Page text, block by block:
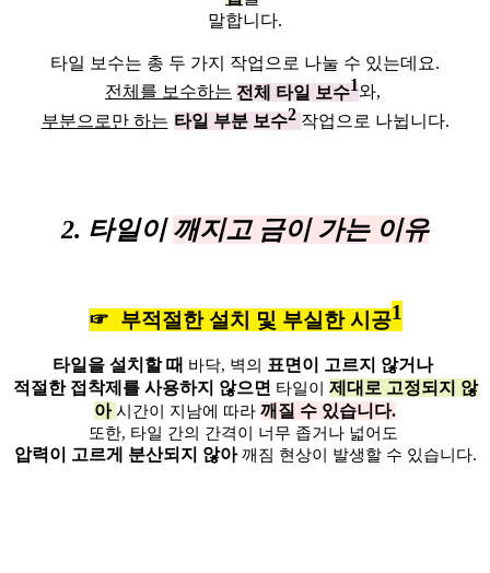
말합니다.
타일 보수는 총 두 가지 작업으로 나눌 수 있는데요.
전체를 보수하는 전체 타일 보수1와,
부분으로만 하는 타일 부분 보수2 작업으로 나뉩니다.
2. 타일이깨지고 금이 가는 이유
☞ 부적절한 설치 및 부실한 시공1
타일을 설치할 때 바닥, 벽의
표면이 고르지 않거나
적절한 접착제를 사용하지 않으면 타일이 제대로 고정되지 않
아 시간이 지남에 따라 깨질 수 있습니다.
또한, 타일 간의 간격이 너무 좁거나 넓어도
압력이 고르게 분산되지 않아깨짐 현상이 발생할 수 있습니다.